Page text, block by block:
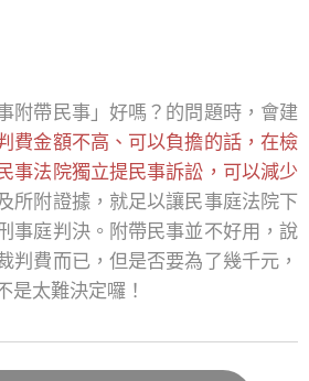
附帶民事」好嗎？的問題時，會建
費金額不高、可以負擔的話，在檢
事法院獨立提民事訴訟，可以減少
所附證據，就足以讓民事庭法院下
事庭判決。附帶民事並不好用，說
判費而已，但是否要為了幾千元，
是太難決定囉！